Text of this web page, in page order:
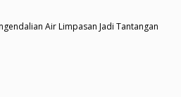
Air Limpasan Jadi Tantangan